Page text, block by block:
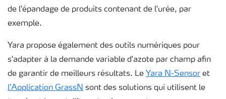
de l'épandage de produits contenant de l'urée, par
exemple.
Yara propose également des outils numériques pour
s'adapter à la demande variable d'azote par champ afin
de garantir de meilleurs résultats. Le Yara N-Sensor et
l’Application GrassN sont des solutions qui utilisent le